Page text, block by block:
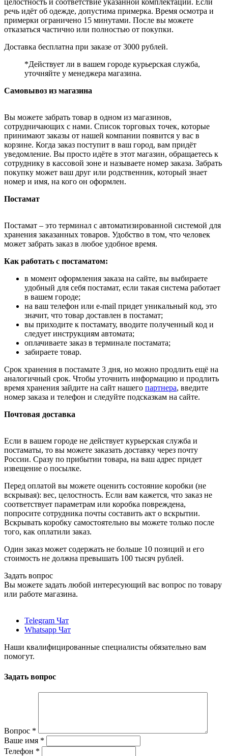
целостность и соответствие указанной комплектации. Если
речь идёт об одежде, допустима примерка. Время осмотра и
примерки ограничено 15 минутами. После вы можете
отказаться частично или полностью от покупки.
Доставка бесплатна при заказе от 3000 рублей.
*Действует ли в вашем городе курьерская служба,
уточняйте у менеджера магазина.
Самовывоз из магазина
Вы можете забрать товар в одном из магазинов,
сотрудничающих с нами. Список торговых точек, которые
принимают заказы от нашей компании появится у вас в
корзине. Когда заказ поступит в ваш город, вам придёт
уведомление. Вы просто идёте в этот магазин, обращаетесь к
сотруднику в кассовой зоне и называете номер заказа. Забрать
покупку может ваш друг или родственник, который знает
номер и имя, на кого он оформлен.
Постамат
Постамат – это терминал с автоматизированной системой для
хранения заказанных товаров. Удобство в том, что человек
может забрать заказ в любое удобное время.
Как работать с постаматом:
в момент оформления заказа на сайте, вы выбираете
удобный для себя постамат, если такая система работает
в вашем городе;
на ваш телефон или e-mail придет уникальный код, это
значит, что товар доставлен в постамат;
вы приходите к постамату, вводите полученный код и
следует инструкциям автомата;
оплачиваете заказ в терминале постамата;
забираете товар.
Срок хранения в постамате 3 дня, но можно продлить ещё на
аналогичный срок. Чтобы уточнить информацию и продлить
время хранения зайдите на сайт нашего партнера, введите
номер заказа и телефон и следуйте подсказкам на сайте.
Почтовая доставка
Если в вашем городе не действует курьерская служба и
постаматы, то вы можете заказать доставку через почту
России. Сразу по прибытии товара, на ваш адрес придет
извещение о посылке.
Перед оплатой вы можете оценить состояние коробки (не
вскрывая): вес, целостность. Если вам кажется, что заказ не
соответствует параметрам или коробка повреждена,
попросите сотрудника почты составить акт о вскрытии.
Вскрывать коробку самостоятельно вы можете только после
того, как оплатили заказ.
Один заказ может содержать не больше 10 позиций и его
стоимость не должна превышать 100 тысяч рублей.
Задать вопрос
Вы можете задать любой интересующий вас вопрос по товару
или работе магазина.
Telegram Чат
Whatsapp Чат
Наши квалифицированные специалисты обязательно вам
помогут.
Задать вопрос
Вопрос *
Ваше имя *
Телефон *